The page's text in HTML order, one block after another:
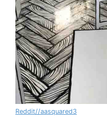
Reddit//aasquared3